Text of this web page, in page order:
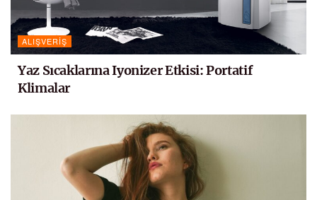
ALIŞVERIŞ
Yaz Sıcaklarına Iyonizer Etkisi: Portatif
Klimalar